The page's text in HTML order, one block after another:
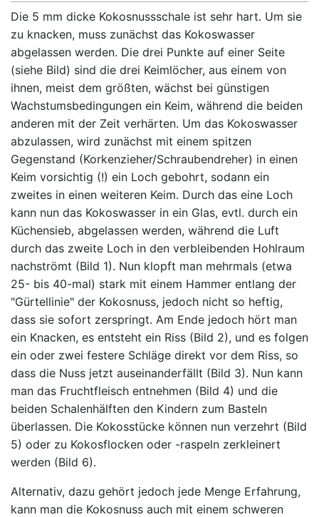
Die 5 mm dicke Kokosnussschale ist sehr hart. Um sie
zu knacken, muss zunächst das Kokoswasser
abgelassen werden. Die drei Punkte auf einer Seite
(siehe Bild) sind die drei Keimlöcher, aus einem von
ihnen, meist dem größten, wächst bei günstigen
Wachstumsbedingungen ein Keim, während die beiden
anderen mit der Zeit verhärten. Um das Kokoswasser
abzulassen, wird zunächst mit einem spitzen
Gegenstand (Korkenzieher/Schraubendreher) in einen
Keim vorsichtig (!) ein Loch gebohrt, sodann ein
zweites in einen weiteren Keim. Durch das eine Loch
kann nun das Kokoswasser in ein Glas, evtl. durch ein
Küchensieb, abgelassen werden, während die Luft
durch das zweite Loch in den verbleibenden Hohlraum
nachströmt (Bild 1). Nun klopft man mehrmals (etwa
25- bis 40-mal) stark mit einem Hammer entlang der
"Gürtellinie" der Kokosnuss, jedoch nicht so heftig,
dass sie sofort zerspringt. Am Ende jedoch hört man
ein Knacken, es entsteht ein Riss (Bild 2), und es folgen
ein oder zwei festere Schläge direkt vor dem Riss, so
dass die Nuss jetzt auseinanderfällt (Bild 3). Nun kann
man das Fruchtfleisch entnehmen (Bild 4) und die
beiden Schalenhälften den Kindern zum Basteln
überlassen. Die Kokosstücke können nun verzehrt (Bild
5) oder zu Kokosflocken oder -raspeln zerkleinert
werden (Bild 6).
Alternativ, dazu gehört jedoch jede Menge Erfahrung,
kann man die Kokosnuss auch mit einem schweren